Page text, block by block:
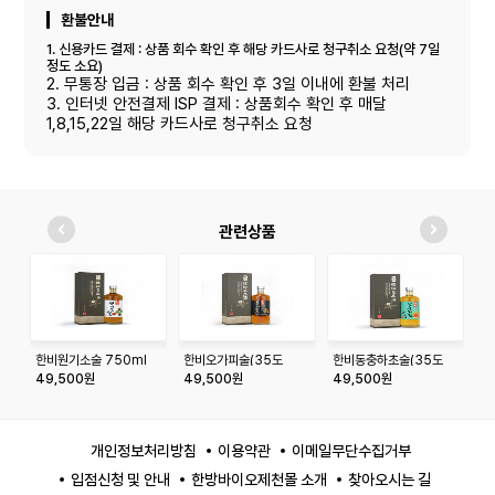
환불안내
1. 신용카드 결제 : 상품 회수 확인 후 해당 카드사로 청구취소 요청(약 7일
정도 소요)
2. 무통장 입금 : 상품 회수 확인 후 3일 이내에 환불 처리
3. 인터넷 안전결제 ISP 결제 : 상품회수 확인 후 매달
1,8,15,22일 해당 카드사로 청구취소 요청
관련상품
한비원기소술 750ml
49,500원
한비오가피술(35도
_750ml)
49,500원
한비동충하초술(35도
_750ml)
49,500원
개인정보처리방침 이용약관
이메일무단수집거부
입점신청 및 안내
한방바이오제천몰 소개 찾아오시는 길